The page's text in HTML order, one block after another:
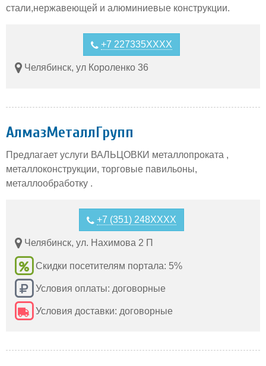
стали,нержавеющей и алюминиевые конструкции.
+7 227335XXXX
Челябинск, ул Короленко 36
АлмазМеталлГрупп
Предлагает услуги ВАЛЬЦОВКИ металлопроката ,
металлоконструкции, торговые павильоны,
металлообработку .
+7 (351) 248XXXX
Челябинск, ул. Нахимова 2 П
Скидки посетителям портала: 5%
Условия оплаты: договорные
Условия доставки: договорные